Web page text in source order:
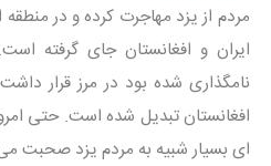
مردم از یزد مهاجرت کرده و در
ایران و افغانستان جای گرفته
نامگذاری شده بود در مرز قرار
افغانستان تبدیل شده است. حتی
ای بسیار شبیه به مردم یزد صحبت